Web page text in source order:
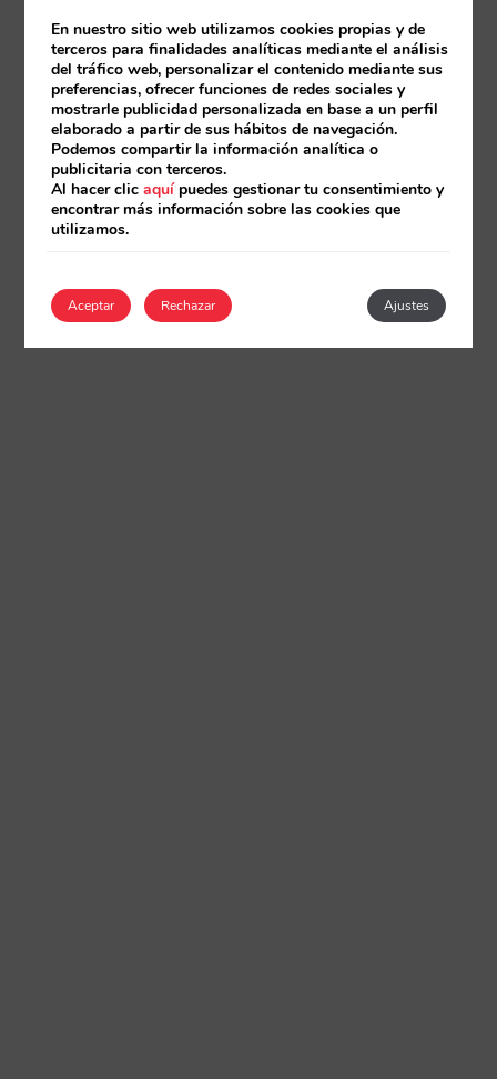
En nuestro sitio web utilizamos cookies propias y de
terceros para finalidades analíticas mediante el análisis
del tráfico web, personalizar el contenido mediante sus
preferencias, ofrecer funciones de redes sociales y
mostrarle publicidad personalizada en base a un perfil
elaborado a partir de sus hábitos de navegación.
Podemos compartir la información analítica o
publicitaria con terceros.
Al hacer clicaquípuedes gestionar tu consentimiento y
encontrar más información sobre las cookies que
utilizamos.
Aceptar Ajustes
Rechazar